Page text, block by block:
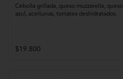
Cebolla grillada, queso muzzarella, queso
azul, aceitunas, tomates deshidratados.
$19.800